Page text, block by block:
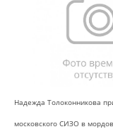
Надежда Толоконникова
московского СИЗО в